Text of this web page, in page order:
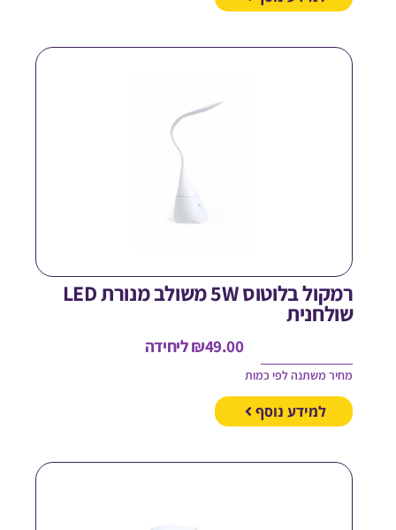
רמקול בלוטוס 5W משולב מנורת LED
₪ליחידה
משתנה לפי כמות
למידע נוסף